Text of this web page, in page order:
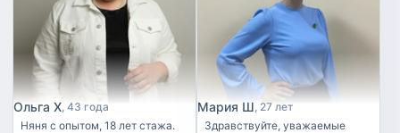
образа жизни. Готова
предоставить отличные
рекомендации от предыдущих
семей».
Ольга Х 43 года
Няня с опытом, 18 лет стажа.
Мария Ш 27 лет
Здравствуйте, уважаемые